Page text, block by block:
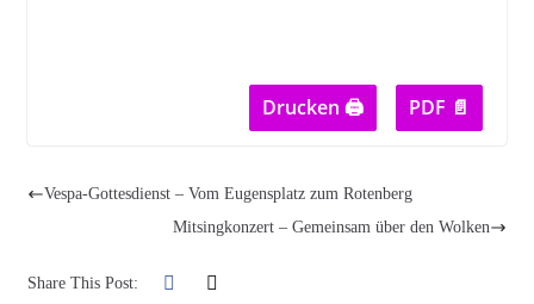
Drucken 🖨 PDF 📄
Vespa-Gottesdienst – Vom Eugensplatz zum Rotenberg
Mitsingkonzert – Gemeinsam über den Wolken
Share This Post: